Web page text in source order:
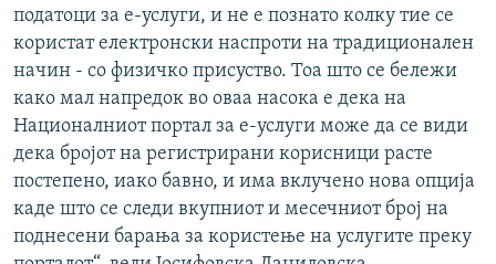
податоци за е-услуги, и не е познато колку тие се
користат електронски наспроти на традиционален
начин - со физичко присуство. Тоа што се бележи
како мал напредок во оваа насока е дека на
Националниот портал за е-услуги може да се види
дека бројот на регистрирани корисници расте
постепено, иако бавно, и има вклучено нова опција
каде што се следи вкупниот и месечниот број на
поднесени барања за користење на услугите преку